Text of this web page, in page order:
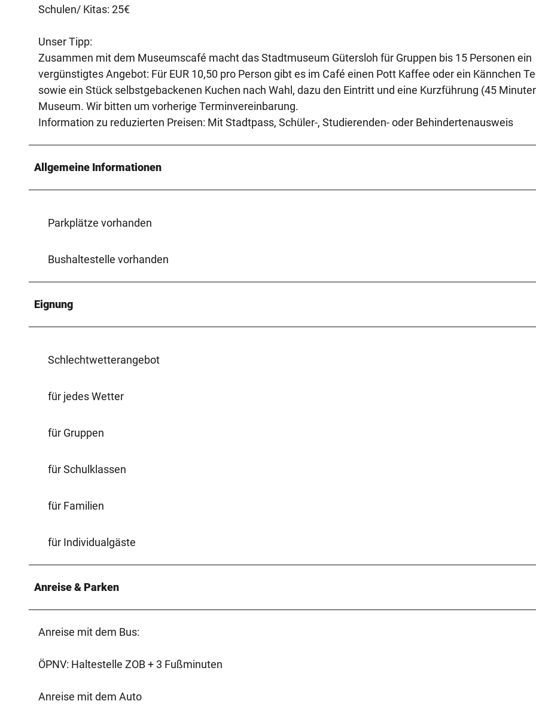
Schulen/ Kitas: 25€
Unser Tipp:
Zusammen mit dem Museumscafé macht das Stadtmuseum Gütersloh für Gruppen bis 15 Personen ein
vergünstigtes Angebot: Für EUR 10,50 pro Person gibt es im Café einen Pott Kaffee oder ein Kännchen
sowie ein Stück selbstgebackenen Kuchen nach Wahl, dazu den Eintritt und eine Kurzführung (45
Museum. Wir bitten um vorherige Terminvereinbarung.
Information zu reduzierten Preisen: Mit Stadtpass, Schüler-, Studierenden- oder Behindertenausweis
Allgemeine Informationen
Parkplätze vorhanden
Bushaltestelle vorhanden
Eignung
Schlechtwetterangebot
für jedes Wetter
für Gruppen
für Schulklassen
für Familien
für Individualgäste
Anreise & Parken
Anreise mit dem Bus:
ÖPNV: Haltestelle ZOB + 3 Fußminuten
Anreise mit dem Auto